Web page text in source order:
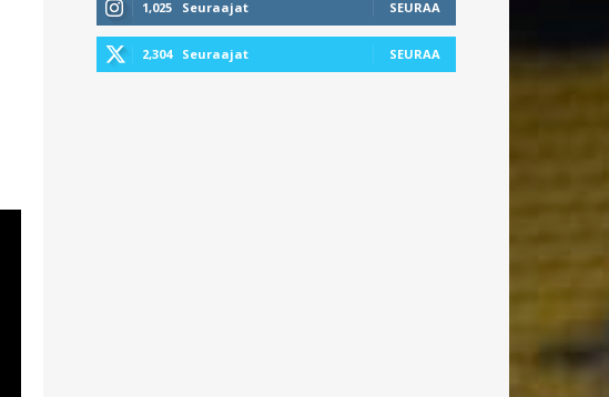
1,025 Seuraajat SEURAA
2,304 Seuraajat SEURAA